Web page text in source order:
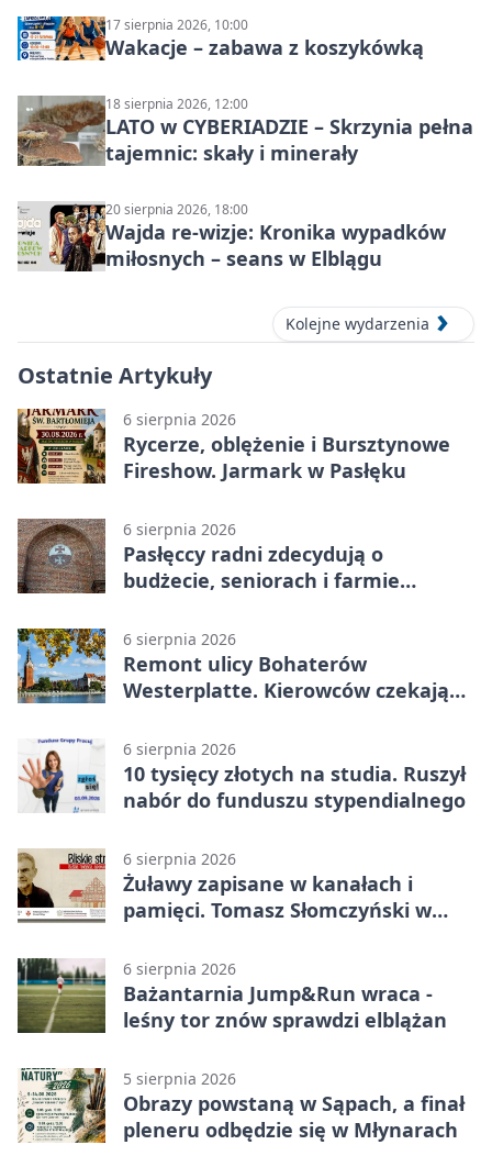
17 sierpnia 2026, 10:00
Wakacje – zabawa z koszykówką
18 sierpnia 2026, 12:00
LATO w CYBERIADZIE – Skrzynia pełna
tajemnic: skały i minerały
20 sierpnia 2026, 18:00
Wajda re-wizje: Kronika wypadków
miłosnych – seans w Elblągu
Kolejne wydarzenia
Ostatnie Artykuły
6 sierpnia 2026
Rycerze, oblężenie i Bursztynowe
Fireshow. Jarmark w Pasłęku
6 sierpnia 2026
Pasłęccy radni zdecydują o
budżecie, seniorach i farmie
6 sierpnia 2026
Remont ulicy Bohaterów
Westerplatte. Kierowców czekają
6 sierpnia 2026
10 tysięcy złotych na studia. Ruszył
nabór do funduszu stypendialnego
6 sierpnia 2026
Żuławy zapisane w kanałach i
pamięci. Tomasz Słomczyński w
6 sierpnia 2026
Bażantarnia Jump&Run wraca -
leśny tor znów sprawdzi elblążan
5 sierpnia 2026
Obrazy powstaną w Sąpach, a finał
pleneru odbędzie się w Młynarach